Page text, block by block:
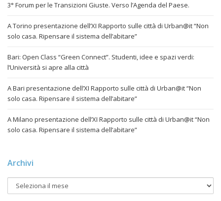
3° Forum per le Transizioni Giuste. Verso l’Agenda del Paese.
A Torino presentazione dell’XI Rapporto sulle città di Urban@it “Non
solo casa. Ripensare il sistema dell’abitare”
Bari: Open Class “Green Connect”. Studenti, idee e spazi verdi:
l’Università si apre alla città
A Bari presentazione dell’XI Rapporto sulle città di Urban@it “Non
solo casa. Ripensare il sistema dell’abitare”
A Milano presentazione dell’XI Rapporto sulle città di Urban@it “Non
solo casa. Ripensare il sistema dell’abitare”
Archivi